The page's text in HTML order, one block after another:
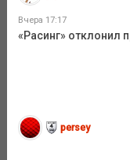
Вчера 17:17
«Расинг» отклонил
persey